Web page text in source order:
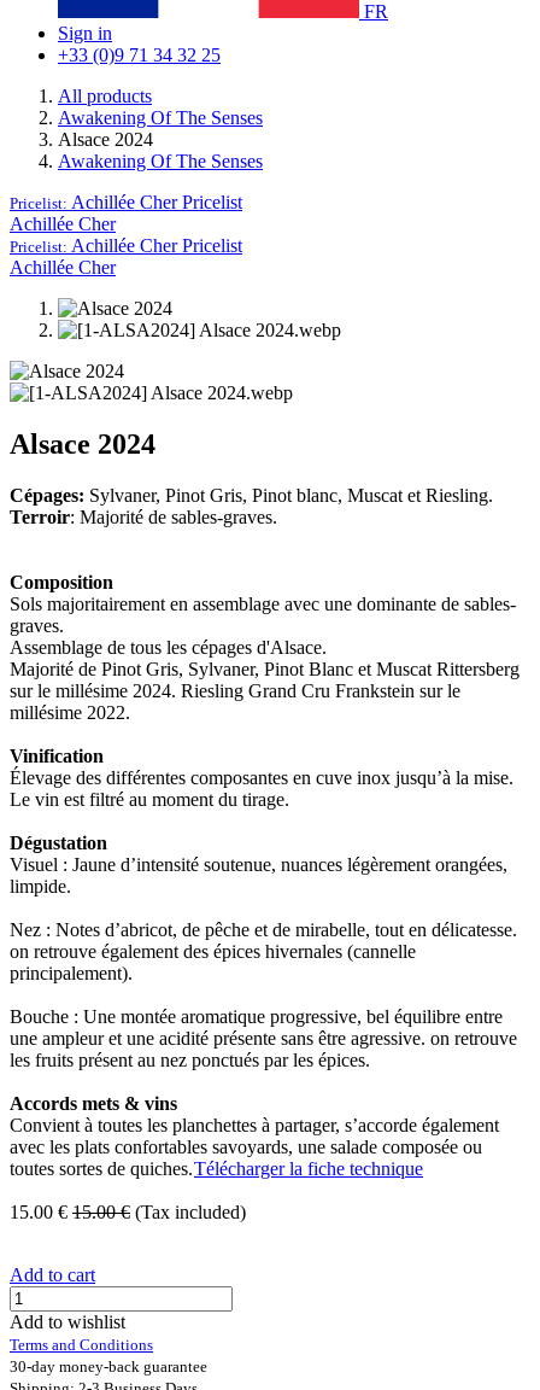
FR
Sign in
+33 (0)9 71 34 32 25
All products
Awakening Of The Senses
Alsace 2024
Awakening Of The Senses
Pricelist: Achillée Cher Pricelist
Achillée Cher
Pricelist: Achillée Cher Pricelist
Achillée Cher
Alsace 2024
Cépages: Sylvaner, Pinot Gris, Pinot blanc, Muscat et Riesling.
Terroir: Majorité de sables-graves.
Composition
Sols majoritairement en assemblage avec une dominante de sables-
graves.
Assemblage de tous les cépages d'Alsace.
Majorité de Pinot Gris, Sylvaner, Pinot Blanc et Muscat Rittersberg
sur le millésime 2024. Riesling Grand Cru Frankstein sur le
millésime 2022.
Vinification
Élevage des différentes composantes en cuve inox jusqu’à la mise.
Le vin est filtré au moment du tirage.
Dégustation
Visuel : Jaune d’intensité soutenue, nuances légèrement orangées,
limpide.
Nez : Notes d’abricot, de pêche et de mirabelle, tout en délicatesse.
on retrouve également des épices hivernales (cannelle
principalement).
Bouche : Une montée aromatique progressive, bel équilibre entre
une ampleur et une acidité présente sans être agressive. on retrouve
les fruits présent au nez ponctués par les épices.
Accords mets & vins
Convient à toutes les planchettes à partager, s’accorde également
avec les plats confortables savoyards, une salade composée ou
toutes sortes de quiches.Télécharger la fiche technique
15.00 € 15.00€ (Tax included)
Add to cart
Add to wishlist
Terms and Conditions
30-day money-back guarantee